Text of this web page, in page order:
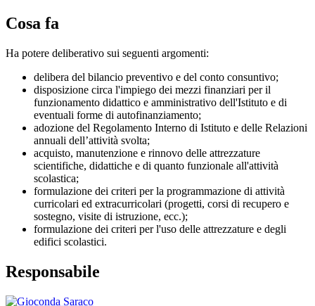
Cosa fa
Ha potere deliberativo sui seguenti argomenti:
delibera del bilancio preventivo e del conto consuntivo;
disposizione circa l'impiego dei mezzi finanziari per il
funzionamento didattico e amministrativo dell'Istituto e di
eventuali forme di autofinanziamento;
adozione del Regolamento Interno di Istituto e delle Relazioni
annuali dell’attività svolta;
acquisto, manutenzione e rinnovo delle attrezzature
scientifiche, didattiche e di quanto funzionale all'attività
scolastica;
formulazione dei criteri per la programmazione di attività
curricolari ed extracurricolari (progetti, corsi di recupero e
sostegno, visite di istruzione, ecc.);
formulazione dei criteri per l'uso delle attrezzature e degli
edifici scolastici.
Responsabile